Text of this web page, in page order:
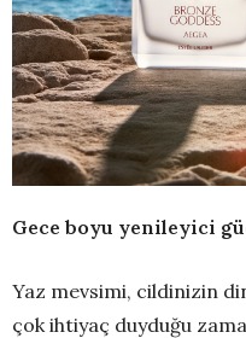
Gece boyu yenileyici
Yaz mevsimi, cildinizin
çok ihtiyaç duyduğu